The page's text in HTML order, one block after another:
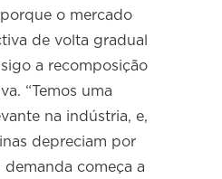
o mercado
de volta gradual
a recomposição
“Temos uma
na indústria, e,
depreciam por
começa a